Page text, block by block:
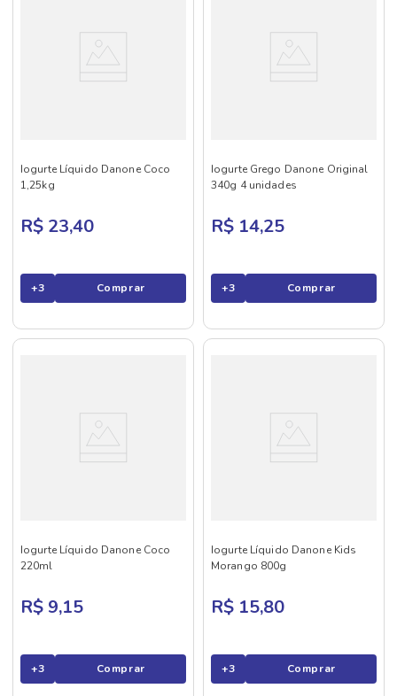
Iogurte Líquido Danone Coco
1,25kg
R$ 23,40
+3 Comprar
Iogurte Grego Danone Original
340g 4 unidades
R$ 14,25
+3 Comprar
Iogurte Líquido Danone Coco
220ml
R$ 9,15
+3 Comprar
Iogurte Líquido Danone Kids
Morango 800g
R$ 15,80
+3 Comprar